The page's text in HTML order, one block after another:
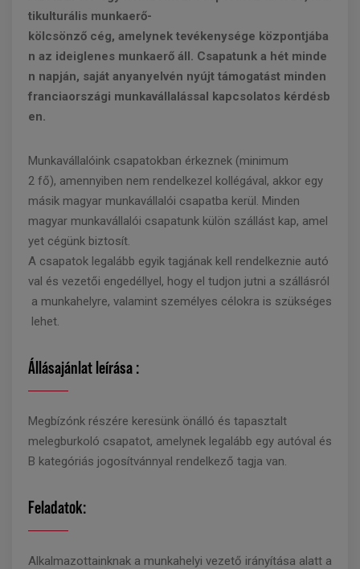
tikulturális munkaerő-
kölcsönző cég, amelynek tevékenysége központjába
n az ideiglenes munkaerő áll. Csapatunk a hét minde
n napján, saját anyanyelvén nyújt támogatást minden
franciaországi munkavállalással kapcsolatos kérdésb
en.
Munkavállalóink csapatokban érkeznek (minimum
2 fő), amennyiben nem rendelkezel kollégával, akkor egy
másik magyar munkavállalói csapatba kerül. Minden
magyar munkavállalói csapatunk külön szállást kap, amel
yet cégünk biztosít.
A csapatok legalább egyik tagjának kell rendelkeznie autó
val és vezetői engedéllyel, hogy el tudjon jutni a szállásról
a munkahelyre, valamint személyes célokra is szükséges
lehet.
Állásajánlat leírása :
Megbízónk részére keresünk önálló és tapasztalt
melegburkoló csapatot, amelynek legalább egy autóval és
B kategóriás jogosítvánnyal rendelkező tagja van.
Feladatok:
Alkalmazottainknak a munkahelyi vezető irányítása alatt a